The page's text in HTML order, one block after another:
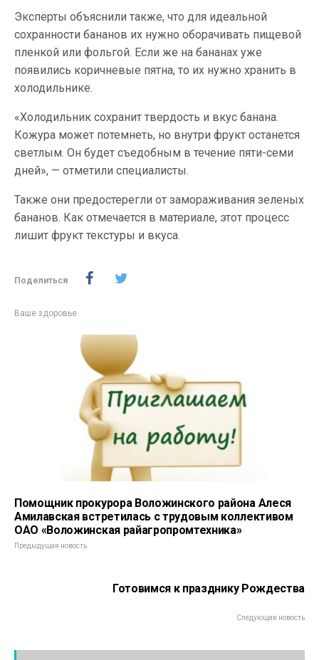
Эксперты объяснили также, что для идеальной
сохранности бананов их нужно оборачивать пищевой
пленкой или фольгой. Если же на бананах уже
появились коричневые пятна, то их нужно хранить в
холодильнике.
«Холодильник сохранит твердость и вкус банана.
Кожура может потемнеть, но внутри фрукт останется
светлым. Он будет съедобным в течение пяти-семи
дней», — отметили специалисты.
Также они предостерегли от замораживания зеленых
бананов. Как отмечается в материале, этот процесс
лишит фрукт текстуры и вкуса.
Поделиться
Ваше здоровье
Помощник прокурора Воложинского района Алеся
Амилавская встретилась с трудовым коллективом
ОАО «Воложинская райагропромтехника»
Предыдущая новость
Готовимся к празднику Рождества
Следующая новость